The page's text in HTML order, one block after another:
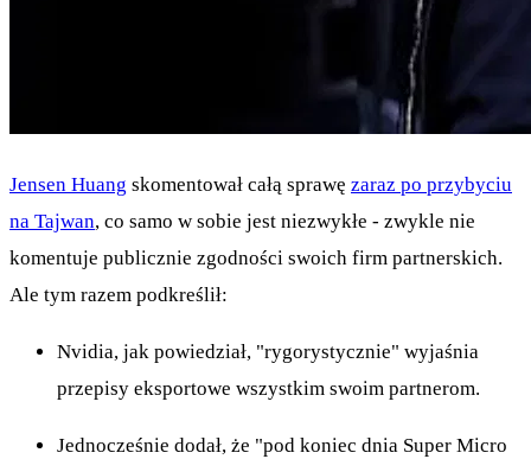
Jensen Huang skomentował całą sprawę zaraz po przybyciu
na Tajwan, co samo w sobie jest niezwykłe - zwykle nie
komentuje publicznie zgodności swoich firm partnerskich.
Ale tym razem podkreślił:
Nvidia, jak powiedział, "rygorystycznie" wyjaśnia
przepisy eksportowe wszystkim swoim partnerom.
Jednocześnie dodał, że "pod koniec dnia Super Micro